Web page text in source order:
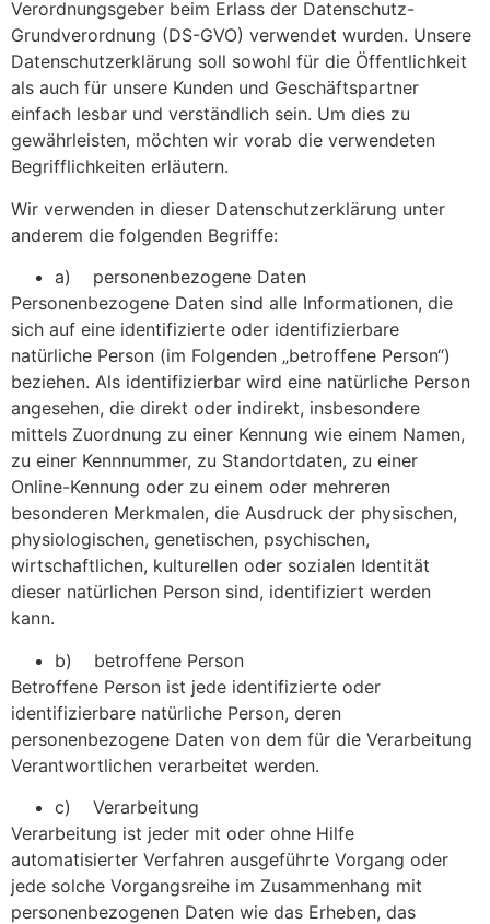
Verordnungsgeber beim Erlass der Datenschutz-
Grundverordnung (DS-GVO) verwendet wurden. Unsere
Datenschutzerklärung soll sowohl für die Öffentlichkeit
als auch für unsere Kunden und Geschäftspartner
einfach lesbar und verständlich sein. Um dies zu
gewährleisten, möchten wir vorab die verwendeten
Begrifflichkeiten erläutern.
Wir verwenden in dieser Datenschutzerklärung unter
anderem die folgenden Begriffe:
a) personenbezogene Daten
Personenbezogene Daten sind alle Informationen, die
sich auf eine identifizierte oder identifizierbare
natürliche Person (im Folgenden „betroffene Person“)
beziehen. Als identifizierbar wird eine natürliche Person
angesehen, die direkt oder indirekt, insbesondere
mittels Zuordnung zu einer Kennung wie einem Namen,
zu einer Kennnummer, zu Standortdaten, zu einer
Online-Kennung oder zu einem oder mehreren
besonderen Merkmalen, die Ausdruck der physischen,
physiologischen, genetischen, psychischen,
wirtschaftlichen, kulturellen oder sozialen Identität
dieser natürlichen Person sind, identifiziert werden
kann.
b) betroffene Person
Betroffene Person ist jede identifizierte oder
identifizierbare natürliche Person, deren
personenbezogene Daten von dem für die Verarbeitung
Verantwortlichen verarbeitet werden.
c) Verarbeitung
Verarbeitung ist jeder mit oder ohne Hilfe
automatisierter Verfahren ausgeführte Vorgang oder
jede solche Vorgangsreihe im Zusammenhang mit
personenbezogenen Daten wie das Erheben, das